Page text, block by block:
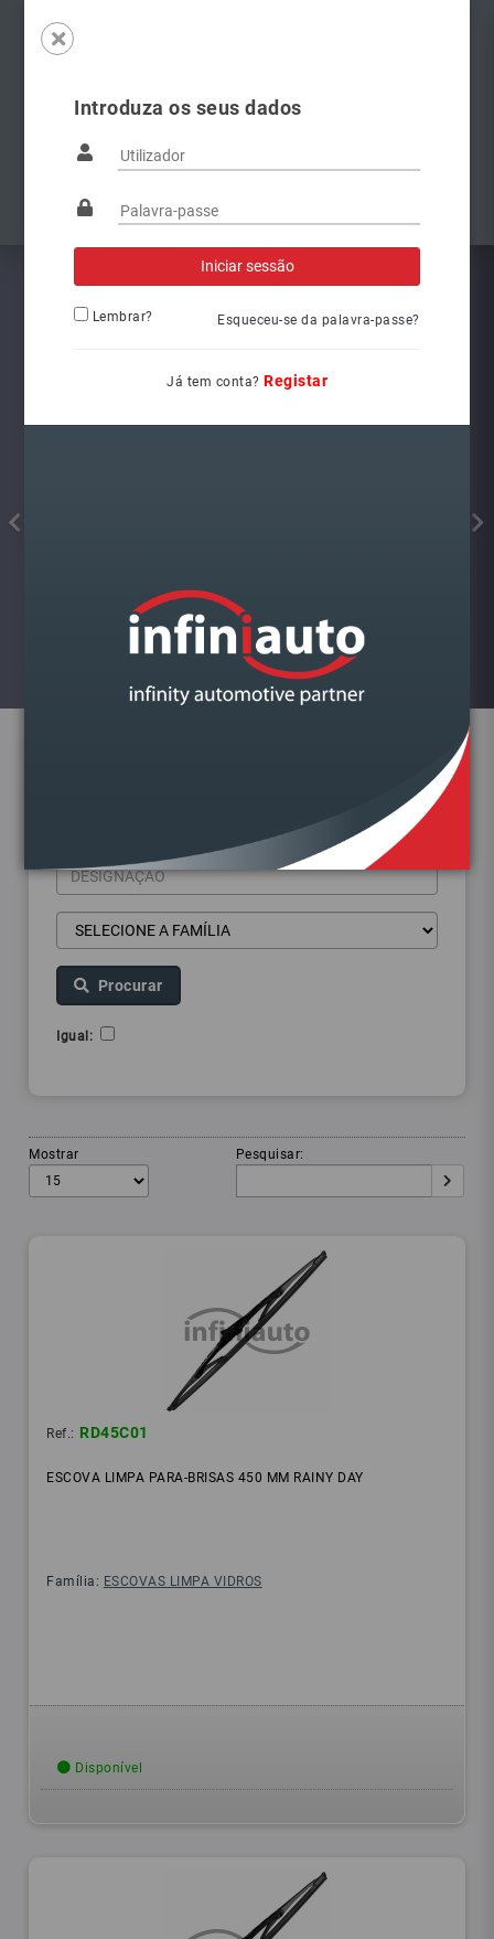
Introduza os seus dados
Lembrar? Esqueceu-se da palavra-passe?
Já tem conta? Registar
Famílias
Visualizar
Procurar
Igual:
Mostrar Pesquisar:
Ref.: RD45C01
ESCOVA LIMPA PARA-BRISAS 450 MM RAINY DAY
Família: ESCOVAS LIMPA VIDROS
Disponível